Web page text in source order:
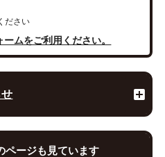
ださい
ムをご利用ください。
ページも見ています